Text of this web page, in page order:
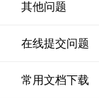
其他问题
在线提交问题
常用文档下载